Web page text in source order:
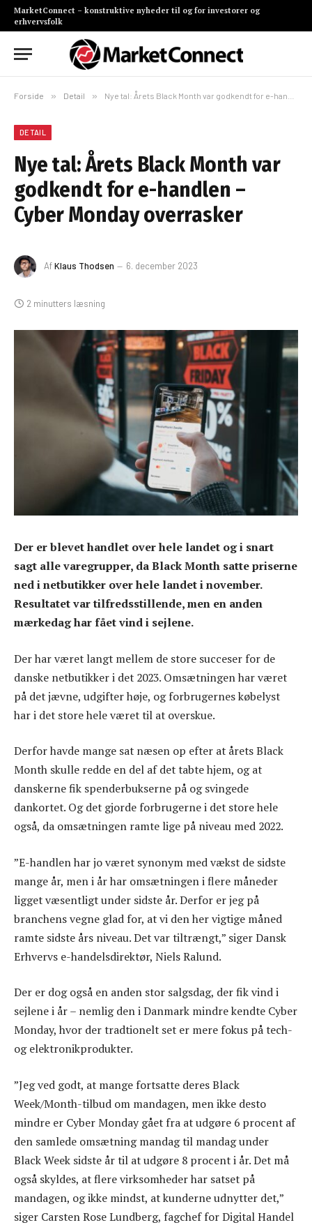
MarketConnect – konstruktive nyheder til og for investorer og
erhvervsfolk
Forside » Detail » Nye tal: Årets Black Month var godkendt for e-handlen – Cyber Monday overrasker
DETAIL
Nye tal: Årets Black Month var
godkendt for e-handlen –
Cyber Monday overrasker
AfKlaus Thodsen 6. december 2023
2 minutters læsning
Der er blevet handlet over hele landet og i snart
sagt alle varegrupper, da Black Month satte priserne
ned i netbutikker over hele landet i november.
Resultatet var tilfredsstillende, men en anden
mærkedag har fået vind i sejlene.
Der har været langt mellem de store succeser for de
danske netbutikker i det 2023. Omsætningen har været
på det jævne, udgifter høje, og forbrugernes købelyst
har i det store hele været til at overskue.
Derfor havde mange sat næsen op efter at årets Black
Month skulle redde en del af det tabte hjem, og at
danskerne fik spenderbukserne på og svingede
dankortet. Og det gjorde forbrugerne i det store hele
også, da omsætningen ramte lige på niveau med 2022.
”E-handlen har jo været synonym med vækst de sidste
mange år, men i år har omsætningen i flere måneder
ligget væsentligt under sidste år. Derfor er jeg på
branchens vegne glad for, at vi den her vigtige måned
ramte sidste års niveau. Det var tiltrængt,” siger Dansk
Erhvervs e-handelsdirektør, Niels Ralund.
Der er dog også en anden stor salgsdag, der fik vind i
sejlene i år – nemlig den i Danmark mindre kendte Cyber
Monday, hvor der tradtionelt set er mere fokus på tech-
og elektronikprodukter.
”Jeg ved godt, at mange fortsatte deres Black
Week/Month-tilbud om mandagen, men ikke desto
mindre er Cyber Monday gået fra at udgøre 6 procent af
den samlede omsætning mandag til mandag under
Black Week sidste år til at udgøre 8 procent i år. Det må
også skyldes, at flere virksomheder har satset på
mandagen, og ikke mindst, at kunderne udnytter det,”
siger Carsten Rose Lundberg, fagchef for Digital Handel